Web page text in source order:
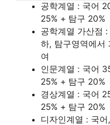
공학계열 : 국어
25% + 탐구 20%
공학계열 가산점
하, 탐구영역에서
여
인문계열 : 국어
25% + 탐구 20%
경상계열 : 국어
25% + 탐구 20%
디자인계열 : 국